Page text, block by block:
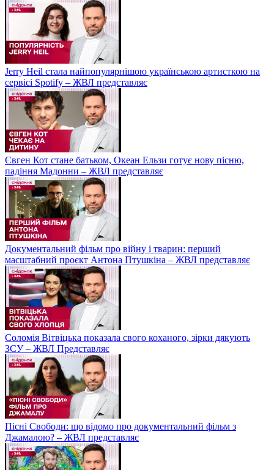
Jerry Heil стала найпопулярнішою українською артисткою на
сервісі Spotify – ЖВЛ представляє
Євген Кот стане батьком, Океан Ельзи готує нову пісню,
падіння Мадонни – ЖВЛ представляє
Документальний фільм про війну і тварин: перший
масштабний проєкт Антона Птушкіна – ЖВЛ представляє
Соломія Вітвіцька показала свого коханого, зірки дякують
ЗСУ – ЖВЛ Представляє
Пісні Свободи: що відомо про документальний фільм з
Джамалою? – ЖВЛ представляє